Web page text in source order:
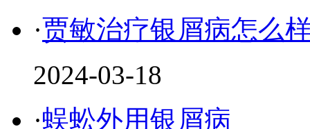
·贾敏治疗银屑病怎么
2024-03-18
·蜈蚣外用银屑病